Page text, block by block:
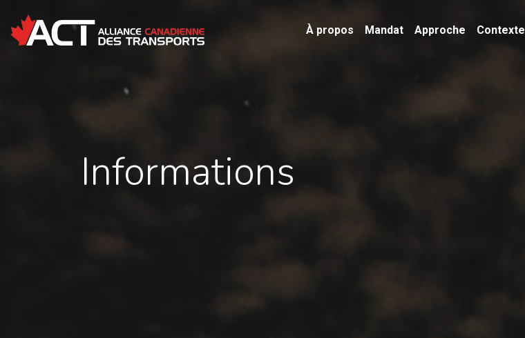
À propos Mandat Approche Contexte
Informations